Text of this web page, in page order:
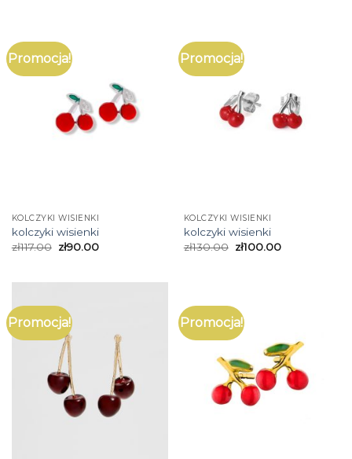
Promocja!
KOLCZYKI WISIENKI
kolczyki wisienki
zł117.00 zł90.00
Promocja!
KOLCZYKI WISIENKI
kolczyki wisienki
zł130.00 zł100.00
Promocja! Promocja!